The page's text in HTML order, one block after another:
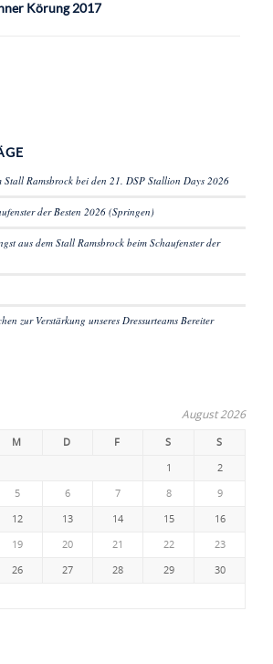
Körung 2017
Stall Ramsbrock bei den 21. DSP Stallion Days 2026
der Besten 2026 (Springen)
aus dem Stall Ramsbrock beim Schaufenster der
zur Verstärkung unseres Dressurteams Bereiter
August 2026
M D F S S
1 2
5 6 7 8 9
12 13 14 15 16
19 20 21 22 23
26 27 28 29 30